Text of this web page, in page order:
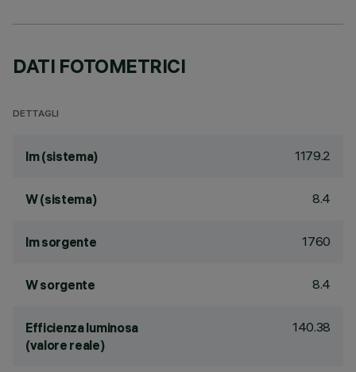
DATI FOTOMETRICI
DETTAGLI
lm (sistema) 1179.2
W (sistema) 8.4
lm sorgente 1760
W sorgente 8.4
Efficienza luminosa
(valore reale)
140.38